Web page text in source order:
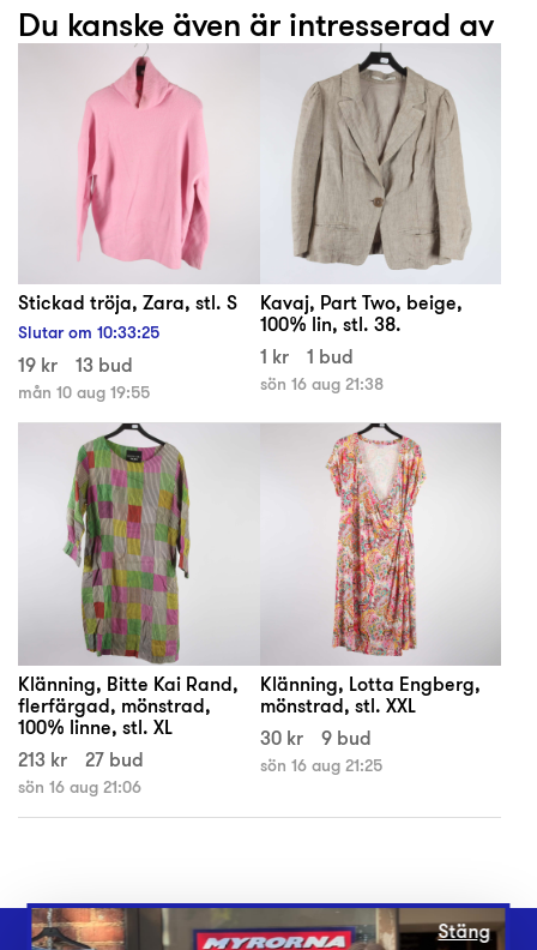
Du kanske även är intresserad av
Stickad tröja, Zara, stl. S
Slutar om 10:33:25
19 kr 13 bud
mån 10 aug 19:55
Kavaj, Part Two, beige,
100% lin, stl. 38.
1 kr
1 bud
sön 16 aug 21:38
Klänning, Bitte Kai Rand,
flerfärgad, mönstrad,
100% linne, stl. XL
213 kr
27 bud
sön 16 aug 21:06
Klänning, Lotta Engberg,
mönstrad, stl. XXL
30 kr
9 bud
sön 16 aug 21:25
Stäng